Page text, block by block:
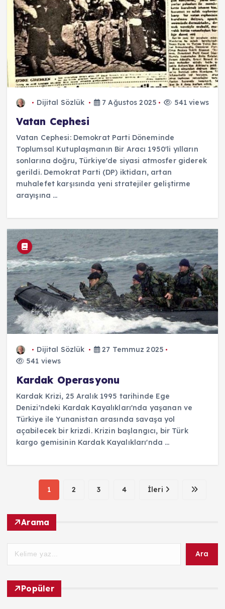
Dijital Sözlük 7 Ağustos 2025 541 views
Vatan Cephesi
Vatan Cephesi: Demokrat Parti Döneminde
Toplumsal Kutuplaşmanın Bir Aracı 1950'li yılların
sonlarına doğru, Türkiye'de siyasi atmosfer giderek
gerildi. Demokrat Parti (DP) iktidarı, artan
muhalefet karşısında yeni stratejiler geliştirme
arayışına ...
Dijital Sözlük
27 Temmuz 2025
541 views
Kardak Operasyonu
Kardak Krizi, 25 Aralık 1995 tarihinde Ege
Denizi'ndeki Kardak Kayalıkları'nda yaşanan ve
Türkiye ile Yunanistan arasında savaşa yol
açabilecek bir krizdi. Krizin başlangıcı, bir Türk
kargo gemisinin Kardak Kayalıkları'nda ...
1 2 3 4 İleri
Arama
Ara
Popüler